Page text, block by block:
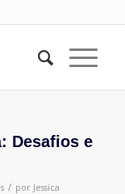
Desafios e
/ por Jessica